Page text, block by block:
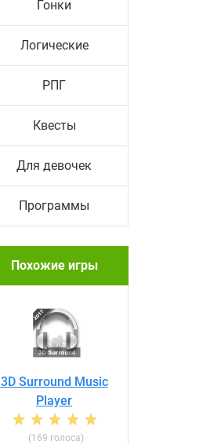
Гонки
Логические
РПГ
Квесты
Для девочек
Программы
Похожие игры
3D Surround Music
Player
(169 голоса)